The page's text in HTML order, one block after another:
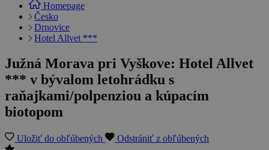
Homepage
Česko
Drnovice
Hotel Allvet ***
Južná Morava pri Vyškove: Hotel Allvet
*** v bývalom letohrádku s
raňajkami/polpenziou a kúpacím
biotopom
Uložiť do obľúbených Odstrániť z obľúbených